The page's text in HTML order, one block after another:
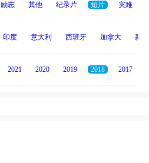
励志 其他 纪录片 短片 灾难
印度 意大利 西班牙 加拿大 新
2021 2020 2019 2018 2017